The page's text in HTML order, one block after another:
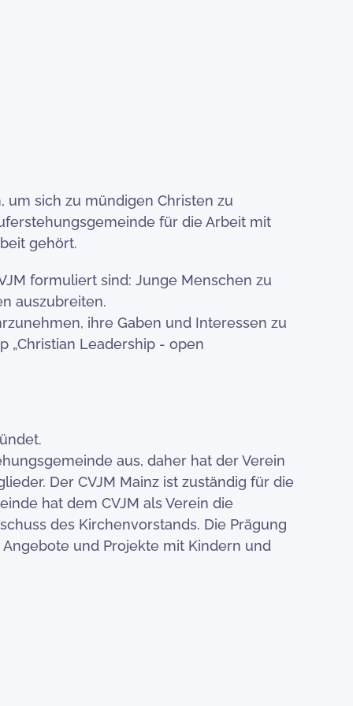
sich zu mündigen Christen zu
für die Arbeit mit
gehört.
formuliert sind: Junge Menschen zu
auszubreiten.
ihre Gaben und Interessen zu
„Christian Leadership - open
aus, daher hat der Verein
Der CVJM Mainz ist zuständig für die
hat dem CVJM als Verein die
des Kirchenvorstands. Die Prägung
und Projekte mit Kindern und